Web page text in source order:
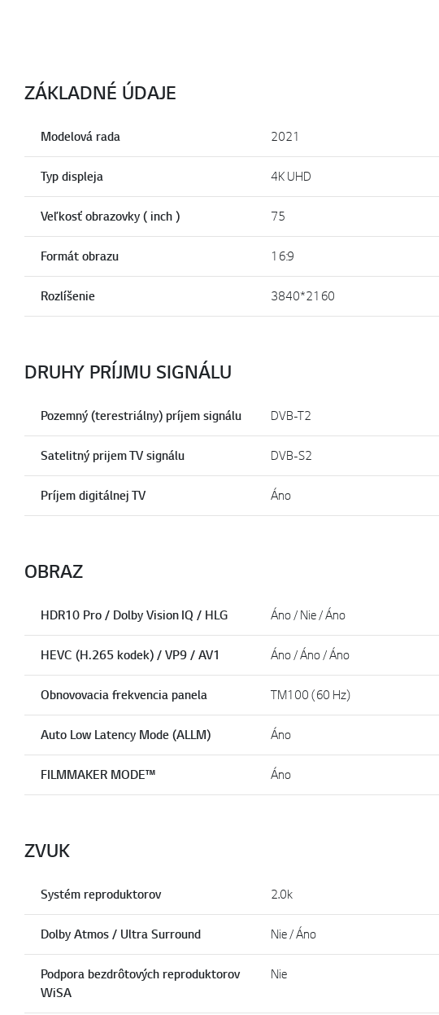
ZÁKLADNÉ ÚDAJE
Modelová rada 2021
Typ displeja 4K UHD
Veľkosť obrazovky ( inch ) 75
Formát obrazu 16:9
Rozlíšenie 3840*2160
DRUHY PRÍJMU SIGNÁLU
Pozemný (terestriálny) príjem signálu DVB-T2
Satelitný prijem TV signálu DVB-S2
Príjem digitálnej TV Áno
OBRAZ
HDR10 Pro / Dolby Vision IQ / HLG Áno / Nie / Áno
HEVC (H.265 kodek) / VP9 / AV1 Áno / Áno / Áno
Obnovovacia frekvencia panela TM100 (60 Hz)
Auto Low Latency Mode (ALLM) Áno
FILMMAKER MODE™ Áno
ZVUK
Systém reproduktorov 2.0k
Dolby Atmos / Ultra Surround Nie / Áno
Podpora bezdrôtových reproduktorov
WiSA
Nie